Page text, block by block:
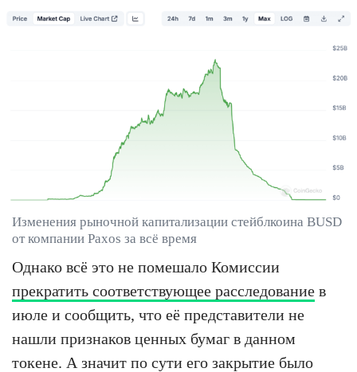
Изменения рыночной капитализации стейблкоина BUSD
от компании Paxos за всё время
Однако всё это не помешало Комиссии
прекратить соответствующее расследование в
июле и сообщить, что её представители не
нашли признаков ценных бумаг в данном
токене. А значит по сути его закрытие было